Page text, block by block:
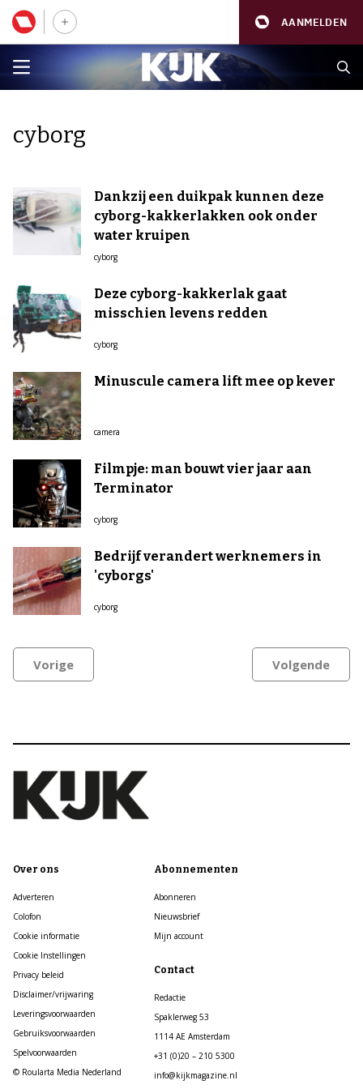
AANMELDEN
cyborg
Dankzij een duikpak kunnen deze
cyborg-kakkerlakken ook onder
water kruipen
cyborg
Deze cyborg-kakkerlak gaat
misschien levens redden
cyborg
Minuscule camera lift mee op kever
camera
Filmpje: man bouwt vier jaar aan
Terminator
cyborg
Bedrijf verandert werknemers in
'cyborgs'
cyborg
Vorige Volgende
Over ons
Adverteren
Colofon
Cookie informatie
Cookie Instellingen
Privacy beleid
Disclaimer/vrijwaring
Leveringsvoorwaarden
Gebruiksvoorwaarden
Spelvoorwaarden
© Roularta Media Nederland
Abonnementen
Abonneren
Nieuwsbrief
Mijn account
Contact
Redactie
Spaklerweg 53
1114 AE Amsterdam
+31 (0)20 – 210 5300
info@kijkmagazine.nl